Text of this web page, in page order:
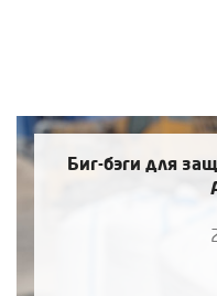
Биг-бэги для